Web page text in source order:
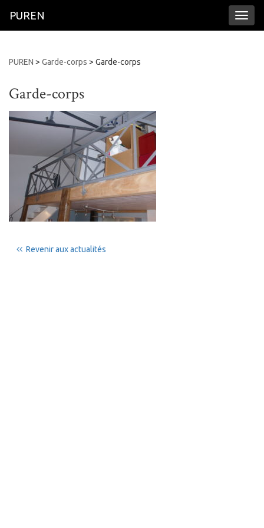
PUREN
PUREN > Garde-corps > Garde-corps
Garde-corps
Revenir aux actualités